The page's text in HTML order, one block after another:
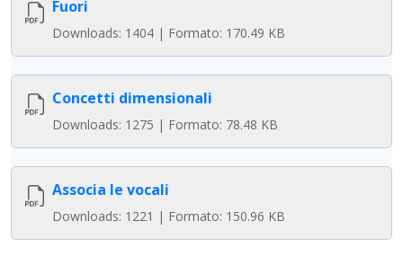
Fuori
Downloads: 1404 | Formato: 170.49 KB
Concetti dimensionali
Downloads: 1275 | Formato: 78.48 KB
Associa le vocali
Downloads: 1221 | Formato: 150.96 KB